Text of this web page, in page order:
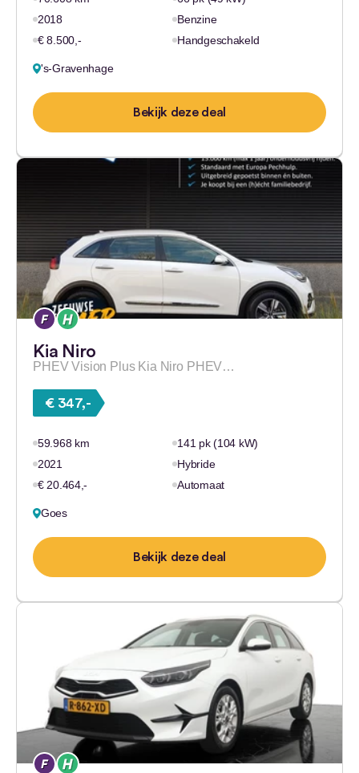
2018
Benzine
€ 8.500,-
Handgeschakeld
's-Gravenhage
Bekijk deze deal
Kia Niro
PHEV Vision Plus Kia Niro PHEV…
€ 347,-
59.968 km
141 pk (104 kW)
2021
Hybride
€ 20.464,-
Automaat
Goes
Bekijk deze deal